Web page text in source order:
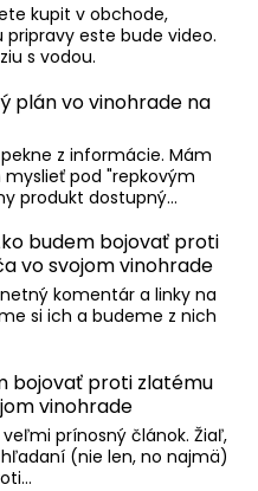
kupit v obchode,
este bude video.
s vodou.
plán vo vinohrade na
z informácie. Mám
pod "repkovým
produkt dostupný…
budem bojovať proti
vo svojom vinohrade
komentár a linky na
si ich a budeme z nich
bojovať proti zlatému
vinohrade
prínosný článok. Žiaľ,
(nie len, no najmä)